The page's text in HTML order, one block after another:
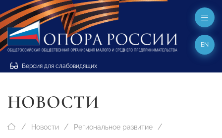
Версия для слабовидящих
EN
НОВОСТИ
Новости Региональное развитие